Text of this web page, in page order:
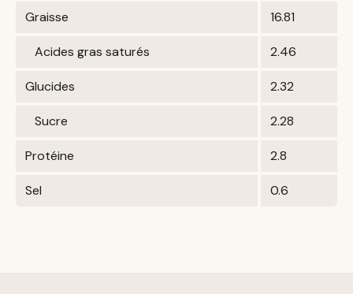
Graisse 16.81
Acides gras saturés 2.46
Glucides 2.32
Sucre 2.28
Protéine 2.8
Sel 0.6